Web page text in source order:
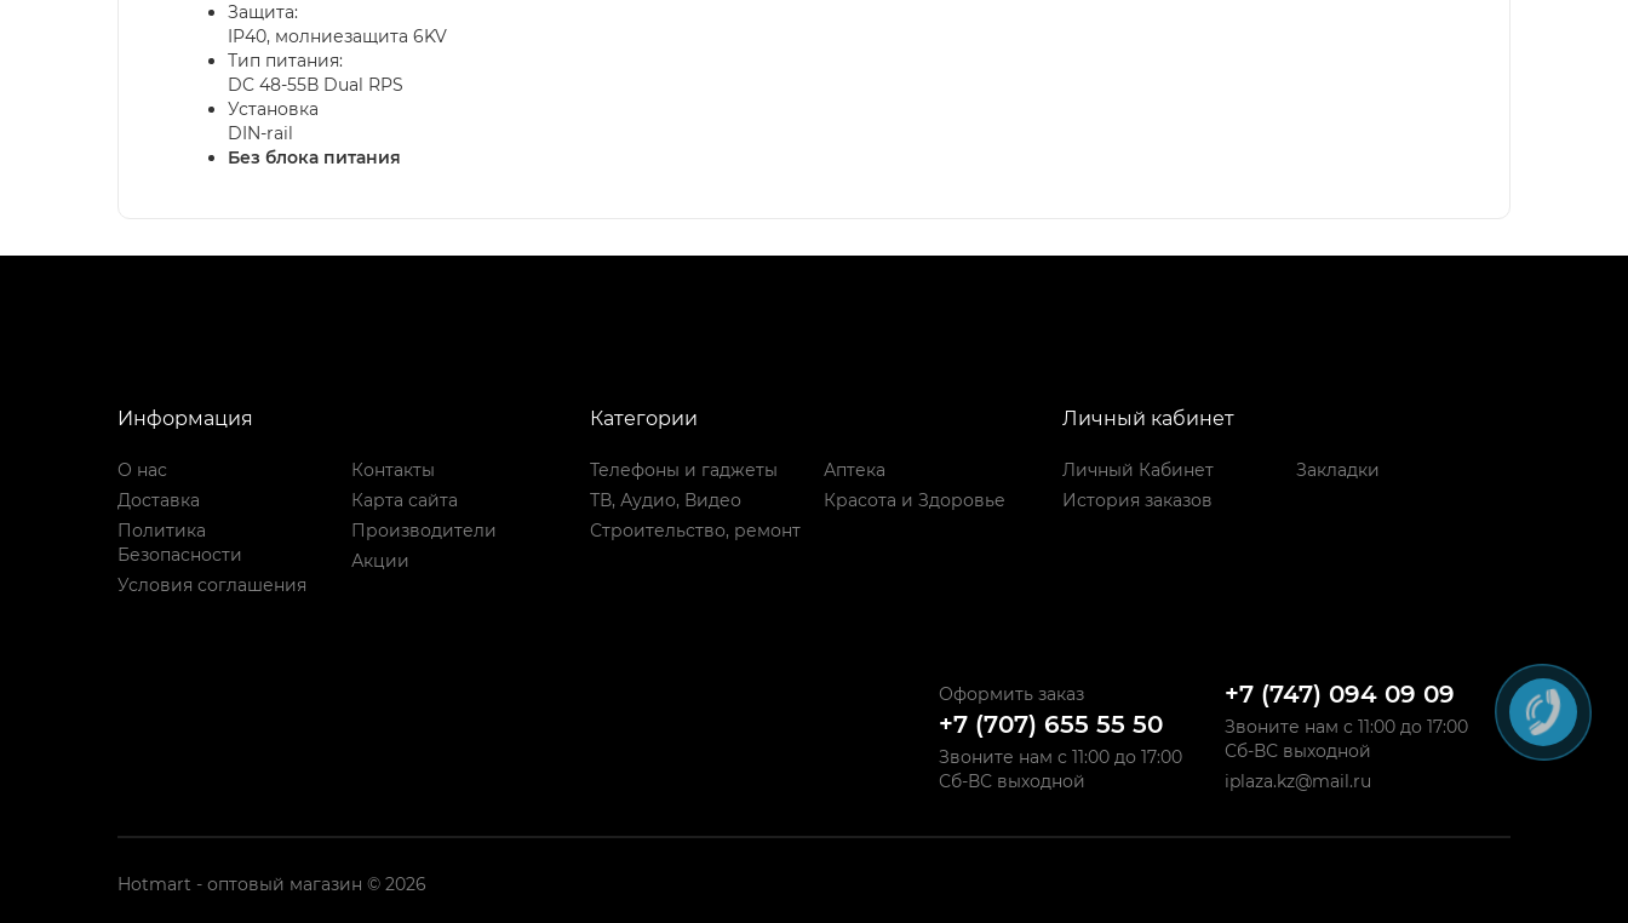
Защита:
IP40, молниезащита 6KV
Тип питания:
DC 48-55В Dual RPS
Установка
DIN-rail
Без блока питания
Информация
О нас
Доставка
Политика
Безопасности
Условия соглашения
Контакты
Карта сайта
Производители
Акции
Категории
Телефоны и гаджеты
ТВ, Аудио, Видео
Строительство, ремонт
Аптека
Красота и Здоровье
Личный кабинет
Личный Кабинет
История заказов
Закладки
Оформить заказ
+7 (707) 655 55 50
Звоните нам с 11:00 до 17:00
Сб-ВС выходной
+7 (747) 094 09 09
Звоните нам с 11:00 до 17:00
Сб-ВС выходной
iplaza.kz@mail.ru
Hotmart - оптовый магазин © 2026